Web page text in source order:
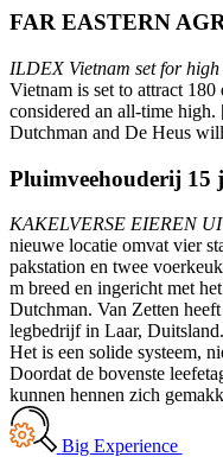
FAR EASTERN
ILDEX Vietnam set for
Vietnam is set to attract
considered an all-time
Dutchman and De Heus
Pluimveehouderij 15
KAKELVERSE EIEREN
nieuwe locatie omvat vier
pakstation en twee
m breed en ingericht met
Dutchman. Van Zetten
legbedrijf in Laar,
Het is een solide systeem,
Doordat de bovenste
kunnen hennen zich
Big Experience